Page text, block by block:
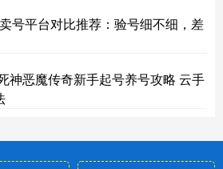
号平台对比推荐：验号细不细，差
神恶魔传奇新手起号养号攻略 云手